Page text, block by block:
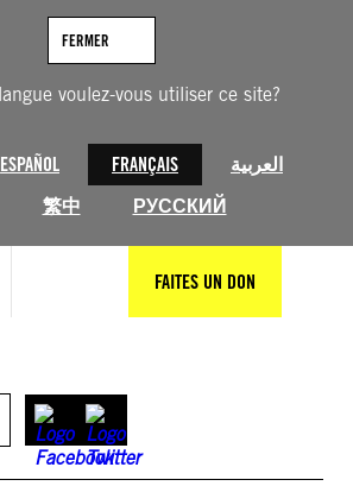
voulez-vous utiliser ce site?
ESPAÑOL FRANÇAIS
العربية
繁中 РУССКИЙ
FERMER
FAITES UN DON